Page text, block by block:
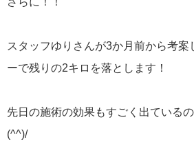
スタッフゆりさんが3か月前から考案
ーで残りの2キロを落とします！
先日の施術の効果もすごく出ている
(^^)/